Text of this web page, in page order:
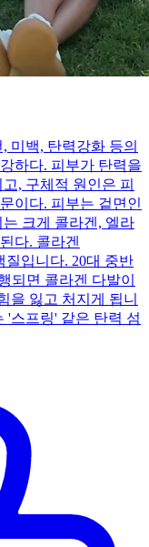
미백, 탄력강화 등의
하다. 피부가 탄력을
, 구체적 원인은 피
이다. 피부는 겉면인
크게 콜라겐, 엘라
다. 콜라겐
질입니다. 20대 중반
되면 콜라겐 다발이
을 잃고 처지게 됩니
'스프링' 같은 탄력 섬